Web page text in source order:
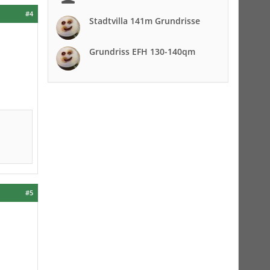
#4
#5
Stadtvilla 141m Grundrisse
Grundriss EFH 130-140qm